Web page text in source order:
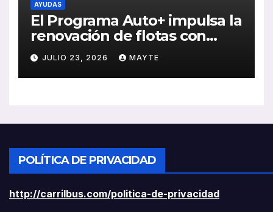
AYUDAS
El Programa Auto+ impulsa la
renovación de flotas con
ayudas a vehículos eléctricos
ligeros
JULIO 23, 2026 MAYTE
POLÍTICA DE PRIVACIDAD
http://carrilbus.com/politica-de-privacidad